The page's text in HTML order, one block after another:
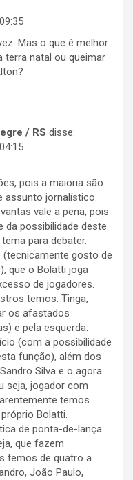
Mas o que é melhor
terra natal ou queimar
/ RS disse:
pois a maioria são
assunto jornalístico.
vale a pena, pois
da possibilidade deste
para debater.
(tecnicamente gosto de
que o Bolatti joga
de jogadores.
temos: Tinga,
os afastados
e pela esquerda:
(com a possibilidade
função), além dos
Silva e o agora
seja, jogador com
temos
Bolatti.
de ponta-de-lança
que fazem
temos de quatro a
João Paulo,